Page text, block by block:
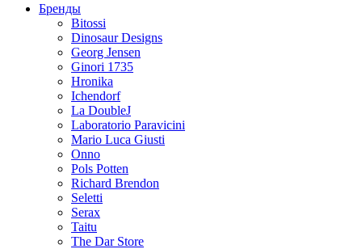
Бренды
Bitossi
Dinosaur Designs
Georg Jensen
Ginori 1735
Hronika
Ichendorf
La DoubleJ
Laboratorio Paravicini
Mario Luca Giusti
Onno
Pols Potten
Richard Brendon
Seletti
Serax
Taitu
The Dar Store